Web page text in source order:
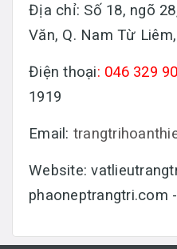
Địa chỉ: Số 18, ngõ
Văn, Q. Nam Từ
Điện thoại: 046 329
1919
Email:
Website:
phaoneptrangtri.com